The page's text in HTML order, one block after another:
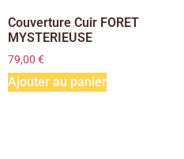
Couverture Cuir FORET
MYSTERIEUSE
79,00 €
Ajouter au panier